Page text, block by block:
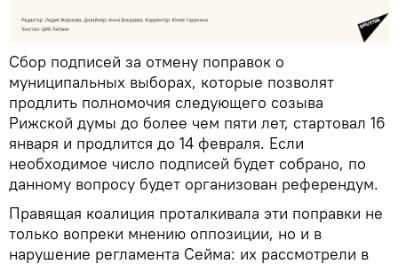
Сбор подписей за отмену поправок о
муниципальных выборах, которые позволят
продлить полномочия следующего созыва
Рижской думы до более чем пяти лет, стартовал 16
января и продлится до 14 февраля. Если
необходимое число подписей будет собрано, по
данному вопросу будет организован референдум.
Правящая коалиция проталкивала эти поправки не
только вопреки мнению оппозиции, но и в
нарушение регламента Сейма: их рассмотрели в